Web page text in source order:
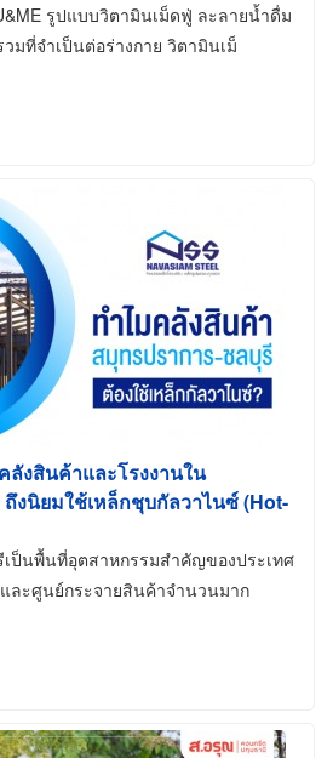
รูปแบบวิตามินเม็ดฟู่ ละลายน้ำดื่ม
มที่จำเป็นต่อร่างกาย วิตามินเม็
ลังสินค้าและโรงงานใน
งนิยมใช้เหล็กชุบกัลวาไนซ์ (Hot-
ป็นพื้นที่อุตสาหกรรมสำคัญของประเทศ
ละศูนย์กระจายสินค้าจำนวนมาก